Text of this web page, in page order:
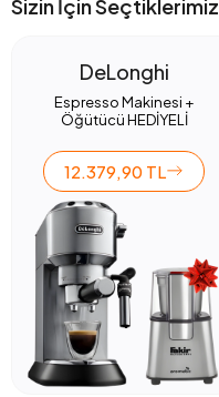
Sizin İçin Seçtiklerimiz
DeLonghi
Espresso Makinesi +
Öğütücü HEDİYELİ
12.379,90 TL